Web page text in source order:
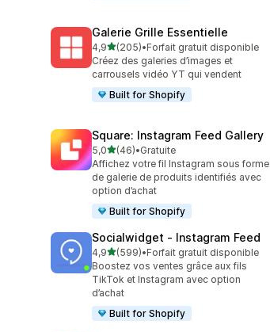
Galerie Grille Essentielle
4,9étoile(s) sur 5
(205)
205 avis au total
•Forfait gratuit disponible
Créez des galeries d’images et
carrousels vidéo YT qui vendent
Built for Shopify
Square: Instagram Feed Gallery
5,0étoile(s) sur 5
(46)
46 avis au total
•Gratuite
Affichez votre fil Instagram sous forme
de galerie de produits identifiés avec
option d’achat
Built for Shopify
Socialwidget ‑ Instagram Feed
4,9étoile(s) sur 5
(599)
599 avis au total
•Forfait gratuit disponible
Boostez vos ventes grâce aux fils
TikTok et Instagram avec option
d’achat
Built for Shopify